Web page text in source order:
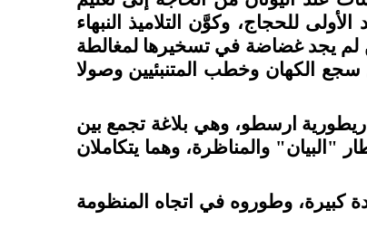
للحجاج، وكوَّن التلاميذ النبهاء
لم يجد غضاضة في تسخيرها لمغالطة
سجع الكهان وخطب المتنبئيين وصولا
ريطورية ارسطو، وهي بلاغة تجمع بين
"البيان" والمناظرة، وهما يتكاملان
كبيرة، وطوروه في اتجاه المنظومة